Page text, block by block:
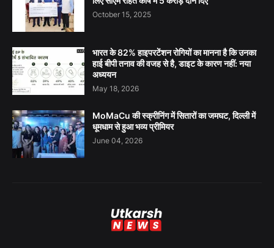
October 15, 2025
भारत के 82% हाइपरटेंशन रोगियों का मानना है कि उनका
हाई बीपी तनाव की वजह से है, डाइट के कारण नहीं: नया
अध्ययन
May 18, 2026
MoMaCu की स्क्रीनिंग में सितारों का जमघट, दिल्ली में
धूमधाम से हुआ भव्य प्रीमियर
June 04, 2026